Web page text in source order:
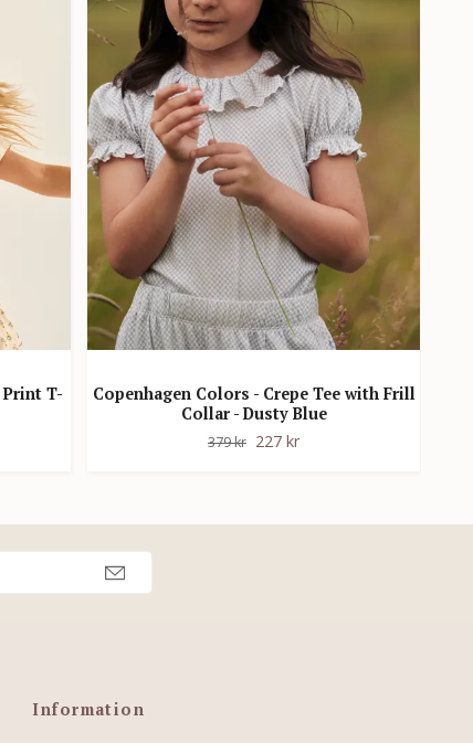
T-
Copenhagen Colors - Crepe Tee with Frill
Collar - Dusty Blue
379 kr 227 kr
Information